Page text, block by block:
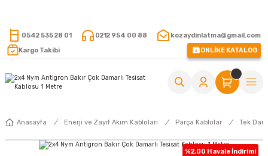
0542 535 28 01 0212 954 00 88
kozaydinlatma@gmail.com
Kargo Takibi
ONLİNE KATALOG
Anasayfa Enerji ve Zayıf Akım Kabloları Parça Kablolar Tek
%2,00 Havale İndirimi